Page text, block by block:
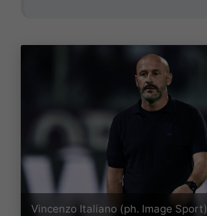
Vincenzo Italiano (ph. Image Sport)